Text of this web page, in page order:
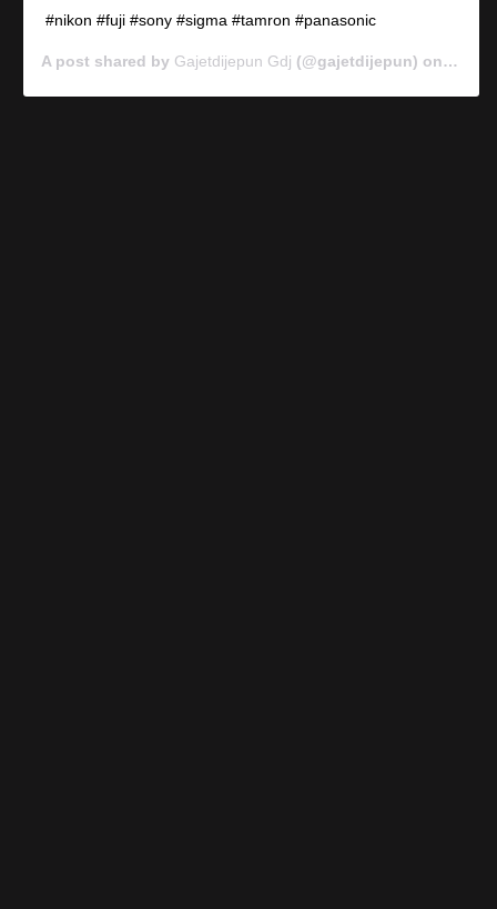
#nikon #fuji #sony #sigma #tamron #panasonic
A post shared by Gajetdijepun Gdj (@gajetdijepun) on Jan 7,